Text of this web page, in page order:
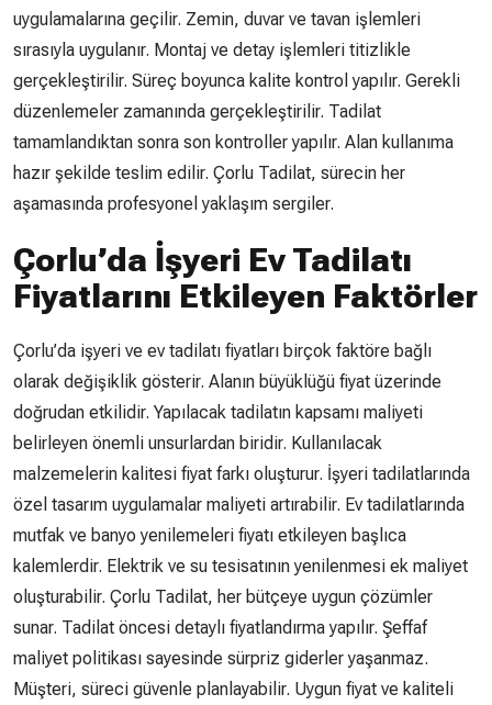
uygulamalarına geçilir. Zemin, duvar ve tavan işlemleri
sırasıyla uygulanır. Montaj ve detay işlemleri titizlikle
gerçekleştirilir. Süreç boyunca kalite kontrol yapılır. Gerekli
düzenlemeler zamanında gerçekleştirilir. Tadilat
tamamlandıktan sonra son kontroller yapılır. Alan kullanıma
hazır şekilde teslim edilir. Çorlu Tadilat, sürecin her
aşamasında profesyonel yaklaşım sergiler.
Çorlu’da İşyeri Ev Tadilatı
Fiyatlarını Etkileyen Faktörler
Çorlu’da işyeri ve ev tadilatı fiyatları birçok faktöre bağlı
olarak değişiklik gösterir. Alanın büyüklüğü fiyat üzerinde
doğrudan etkilidir. Yapılacak tadilatın kapsamı maliyeti
belirleyen önemli unsurlardan biridir. Kullanılacak
malzemelerin kalitesi fiyat farkı oluşturur. İşyeri tadilatlarında
özel tasarım uygulamalar maliyeti artırabilir. Ev tadilatlarında
mutfak ve banyo yenilemeleri fiyatı etkileyen başlıca
kalemlerdir. Elektrik ve su tesisatının yenilenmesi ek maliyet
oluşturabilir. Çorlu Tadilat, her bütçeye uygun çözümler
sunar. Tadilat öncesi detaylı fiyatlandırma yapılır. Şeffaf
maliyet politikası sayesinde sürpriz giderler yaşanmaz.
Müşteri, süreci güvenle planlayabilir. Uygun fiyat ve kaliteli